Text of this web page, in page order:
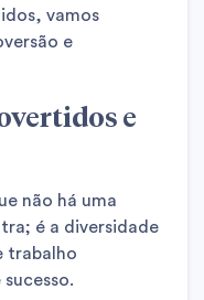
vamos
e
e
não há uma
é a diversidade
trabalho